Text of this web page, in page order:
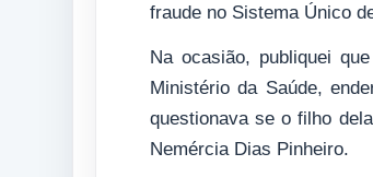
fraude no Sistema Único
Na ocasião, publiquei
Ministério da Saúde,
questionava se o filho
Nemércia Dias Pinheiro.